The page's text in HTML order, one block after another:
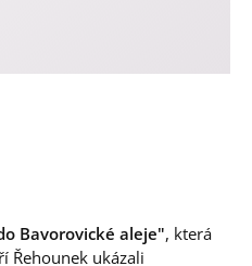
Bavorovické aleje", která
Řehounek ukázali